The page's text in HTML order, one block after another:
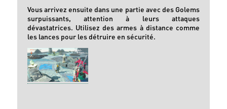
Vous arrivez ensuite dans une partie avec des Golems
surpuissants, attention à leurs attaques
dévastatrices. Utilisez des armes à distance comme
les lances pour les détruire en sécurité.